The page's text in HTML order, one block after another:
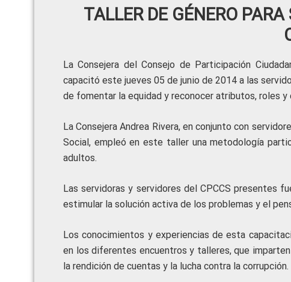
TALLER DE GÉNERO
La Consejera del Consejo de Participación
capacitó este jueves 05 de junio de 2014 a las
de fomentar la equidad y reconocer atributos, roles
La Consejera Andrea Rivera, en conjunto con
Social, empleó en este taller una metodología
adultos.
Las servidoras y servidores del CPCCS presentes
estimular la solución activa de los problemas y el
Los conocimientos y experiencias de esta
en los diferentes encuentros y talleres, que
la rendición de cuentas y la lucha contra la corrupción.